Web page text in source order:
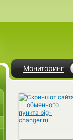
Мониторинг